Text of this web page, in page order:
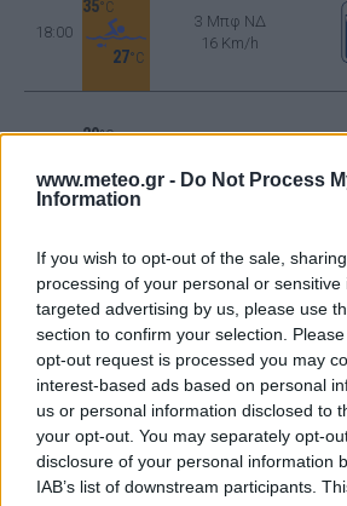
www.meteo.gr - Do Not Process
Information
If you wish to opt-out of the sale,
processing of your personal or
targeted advertising by us, please use
section to confirm your selection.
opt-out request is processed you may
interest-based ads based on personal
us or personal information disclosed to
your opt-out. You may separately opt-
disclosure of your personal information
IAB’s list of downstream participants.
18:00
35°C
27°C
3 Μπφ ΝΔ
16 Km/h
29°C
27°C
3 Km/h
ΤΕΤΑΡΤΗ 12 ΑΥΓΟΥΣΤΟΥ
00:00
°C
27
2 Μπφ B
9 Km/h
24
1 Μπφ ΒΔ